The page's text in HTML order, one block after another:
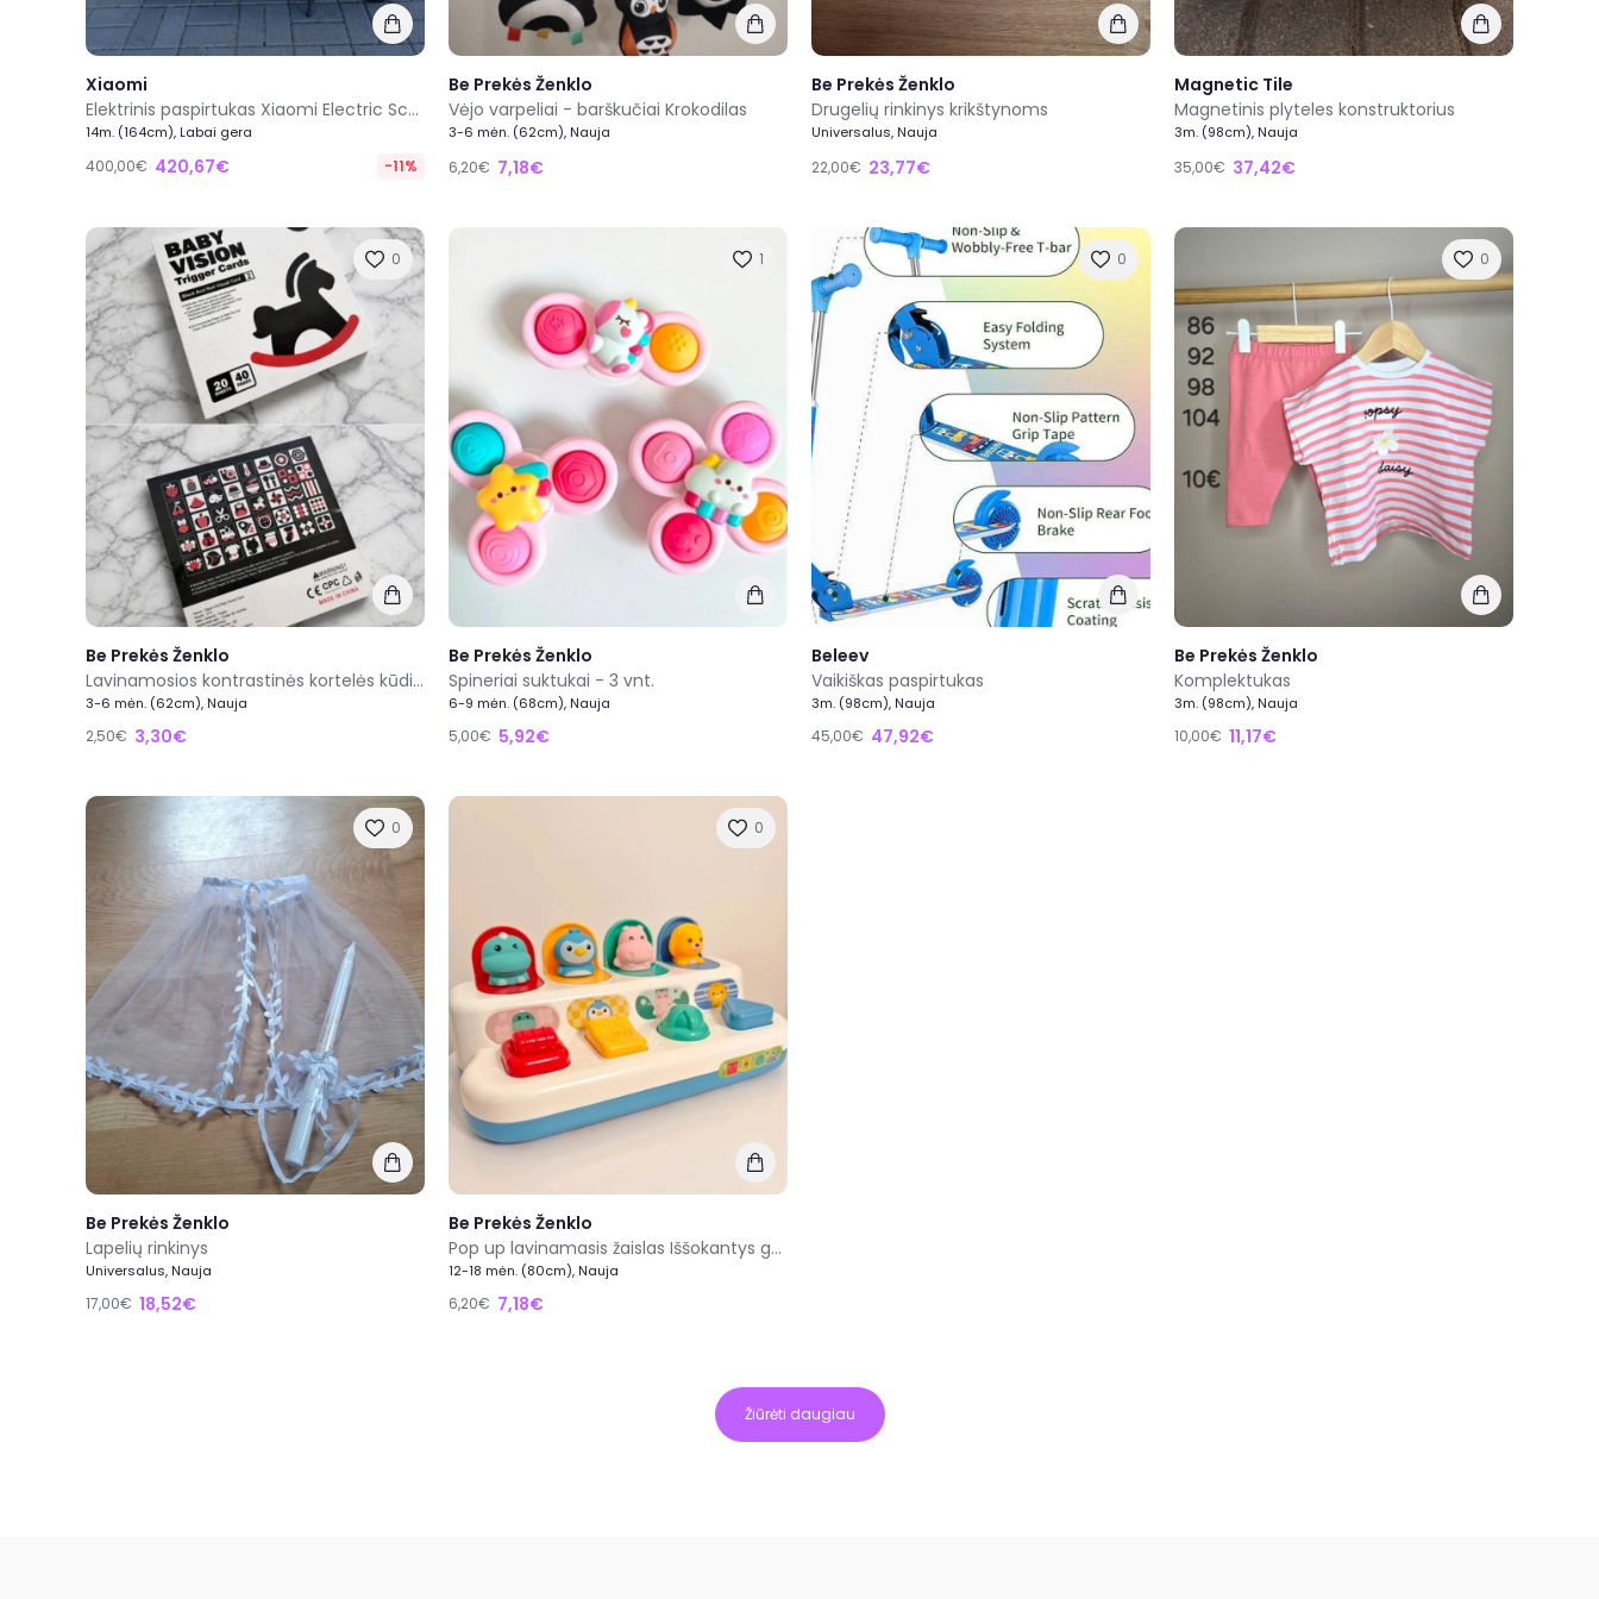
Xiaomi
Elektrinis paspirtukas Xiaomi Electric Scooter 4 EU – naudotas
14m. (164cm), Labai gera
400,00€ 420,67€ -11%
Be Prekės Ženklo
Vėjo varpeliai - barškučiai Krokodilas
3-6 mėn. (62cm), Nauja
6,20€ 7,18€
Be Prekės Ženklo
Drugelių rinkinys krikštynoms
Universalus, Nauja
22,00€ 23,77€
Magnetic Tile
Magnetinis plyteles konstruktorius
3m. (98cm), Nauja
35,00€ 37,42€
0
Be Prekės Ženklo
Lavinamosios kontrastinės kortelės kūdikiams Baby Vision
3-6 mėn. (62cm), Nauja
2,50€ 3,30€
1
Be Prekės Ženklo
Spineriai suktukai - 3 vnt.
6-9 mėn. (68cm), Nauja
5,00€ 5,92€
0
Beleev
Vaikiškas paspirtukas
3m. (98cm), Nauja
45,00€ 47,92€
0
Be Prekės Ženklo
Komplektukas
3m. (98cm), Nauja
10,00€ 11,17€
0
Be Prekės Ženklo
Lapelių rinkinys
Universalus, Nauja
17,00€ 18,52€
0
Be Prekės Ženklo
Pop up lavinamasis žaislas Iššokantys gyvūnai
12-18 mėn. (80cm), Nauja
6,20€ 7,18€
Žiūrėti daugiau